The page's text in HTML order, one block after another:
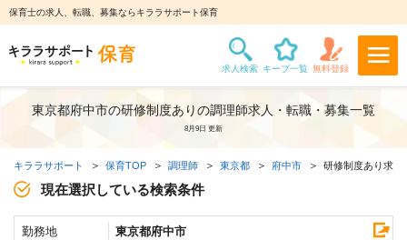
保育士の求人、転職、募集ならキララサポート保育
東京都府中市の研修制度ありの調理師求人・転職・募集一覧
8月9日 更新
キララサポート 保育TOP 調理師 東京都 府中市 研修制度あり求人
現在選択している検索条件
勤務地 東京都府中市